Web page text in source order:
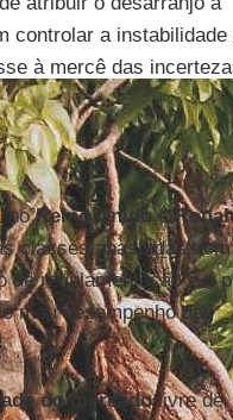
controlar a instabilidade
à mercê das
noReino Unidoe
classes abastadas
regulamentação e o
mau desempenho das
do mercadolivre de